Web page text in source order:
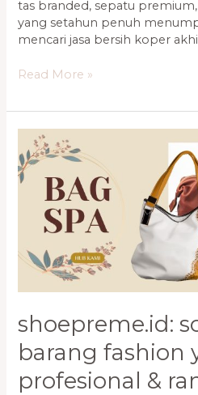
tas branded, sepatu
yang setahun penuh
mencari jasa bersih koper
Read More »
shoepreme.id:
barang fashion
profesional &
Shoepreme.ID:
Solusi
Spa
Barang
Fashion
yang
&
Ramah